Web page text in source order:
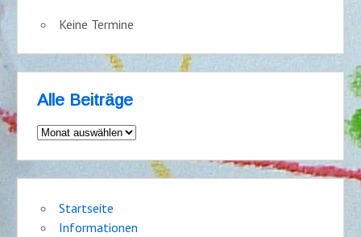
Keine Termine
Alle Beiträge
Alle
Beiträge
Startseite
Informationen